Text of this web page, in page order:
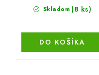
Skladom (8 ks)
DO KOŠÍKA